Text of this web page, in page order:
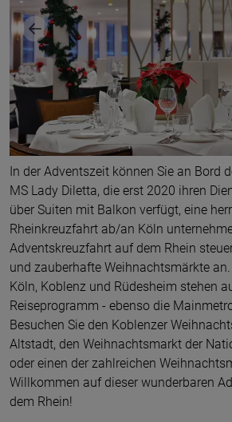
Vorheriges Bild
In der Adventszeit können Sie an Bord
MS Lady Diletta, die erst 2020 ihren
über Suiten mit Balkon verfügt, eine
Rheinkreuzfahrt ab/an Köln
Adventskreuzfahrt auf dem Rhein
und zauberhafte Weihnachtsmärkte
Köln, Koblenz und Rüdesheim stehen
Reiseprogramm - ebenso die
Besuchen Sie den Koblenzer
Altstadt, den Weihnachtsmarkt der
oder einen der zahlreichen
Willkommen auf dieser wunderbaren
dem Rhein!